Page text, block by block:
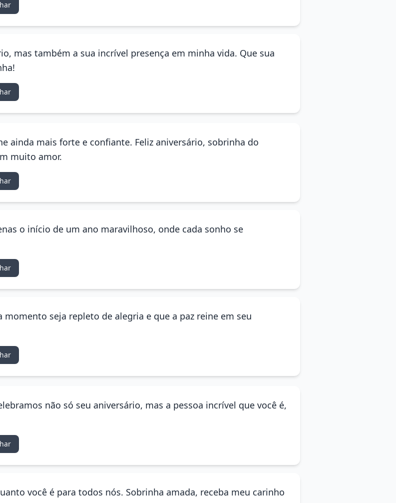
mas também a sua incrível presença em minha vida. Que sua
ainda mais forte e confiante. Feliz aniversário, sobrinha do
muito amor.
o início de um ano maravilhoso, onde cada sonho se
seja repleto de alegria e que a paz reine em seu
não só seu aniversário, mas a pessoa incrível que você é,
você é para todos nós. Sobrinha amada, receba meu carinho